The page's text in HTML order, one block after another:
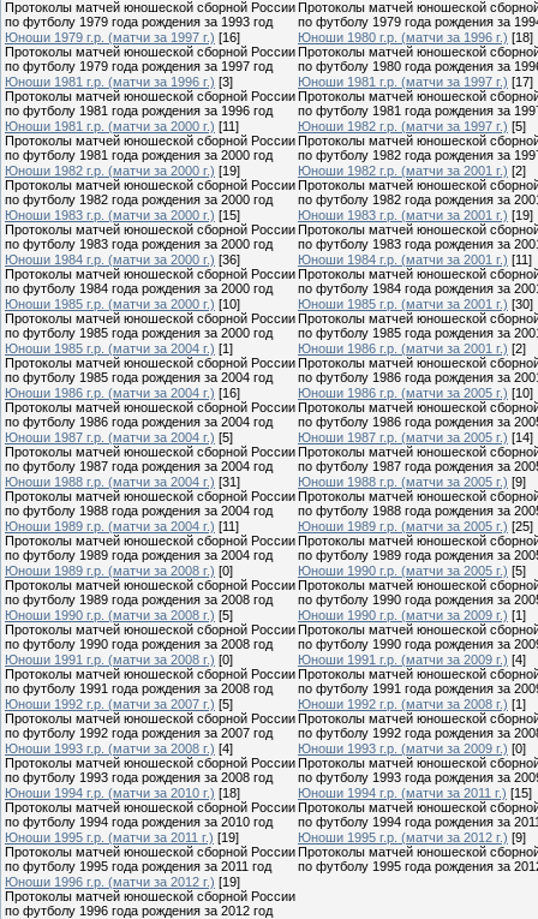
Протоколы матчей юношеской сборной России
по футболу 1979 года рождения за 1993 год
Протоколы матчей юношеской
по футболу 1979 года рождения за
Юноши 1979 г.р. (матчи за 1997 г.) [16]
Протоколы матчей юношеской сборной России
по футболу 1979 года рождения за 1997 год
Юноши 1980 г.р. (матчи за 1996 г.) [18]
Протоколы матчей юношеской
по футболу 1980 года рождения за
Юноши 1981 г.р. (матчи за 1996 г.) [3]
Протоколы матчей юношеской сборной России
по футболу 1981 года рождения за 1996 год
Юноши 1981 г.р. (матчи за 1997 г.) [17]
Протоколы матчей юношеской
по футболу 1981 года рождения за
Юноши 1981 г.р. (матчи за 2000 г.) [11]
Протоколы матчей юношеской сборной России
по футболу 1981 года рождения за 2000 год
Юноши 1982 г.р. (матчи за 1997 г.) [5]
Протоколы матчей юношеской
по футболу 1982 года рождения за
Юноши 1982 г.р. (матчи за 2000 г.) [19]
Протоколы матчей юношеской сборной России
по футболу 1982 года рождения за 2000 год
Юноши 1982 г.р. (матчи за 2001 г.) [2]
Протоколы матчей юношеской
по футболу 1982 года рождения за
Юноши 1983 г.р. (матчи за 2000 г.) [15]
Протоколы матчей юношеской сборной России
по футболу 1983 года рождения за 2000 год
Юноши 1983 г.р. (матчи за 2001 г.) [19]
Протоколы матчей юношеской
по футболу 1983 года рождения за
Юноши 1984 г.р. (матчи за 2000 г.) [36]
Протоколы матчей юношеской сборной России
по футболу 1984 года рождения за 2000 год
Юноши 1984 г.р. (матчи за 2001 г.) [11]
Протоколы матчей юношеской
по футболу 1984 года рождения за
Юноши 1985 г.р. (матчи за 2000 г.) [10]
Протоколы матчей юношеской сборной России
по футболу 1985 года рождения за 2000 год
Юноши 1985 г.р. (матчи за 2001 г.) [30]
Протоколы матчей юношеской
по футболу 1985 года рождения за
Юноши 1985 г.р. (матчи за 2004 г.) [1]
Протоколы матчей юношеской сборной России
по футболу 1985 года рождения за 2004 год
Юноши 1986 г.р. (матчи за 2001 г.) [2]
Протоколы матчей юношеской
по футболу 1986 года рождения за
Юноши 1986 г.р. (матчи за 2004 г.) [16]
Протоколы матчей юношеской сборной России
по футболу 1986 года рождения за 2004 год
Юноши 1986 г.р. (матчи за 2005 г.) [10]
Протоколы матчей юношеской
по футболу 1986 года рождения за
Юноши 1987 г.р. (матчи за 2004 г.) [5]
Протоколы матчей юношеской сборной России
по футболу 1987 года рождения за 2004 год
Юноши 1987 г.р. (матчи за 2005 г.) [14]
Протоколы матчей юношеской
по футболу 1987 года рождения за
Юноши 1988 г.р. (матчи за 2004 г.) [31]
Протоколы матчей юношеской сборной России
по футболу 1988 года рождения за 2004 год
Юноши 1988 г.р. (матчи за 2005 г.) [9]
Протоколы матчей юношеской
по футболу 1988 года рождения за
Юноши 1989 г.р. (матчи за 2004 г.) [11]
Протоколы матчей юношеской сборной России
по футболу 1989 года рождения за 2004 год
Юноши 1989 г.р. (матчи за 2005 г.) [25]
Протоколы матчей юношеской
по футболу 1989 года рождения за
Юноши 1989 г.р. (матчи за 2008 г.) [0]
Протоколы матчей юношеской сборной России
по футболу 1989 года рождения за 2008 год
Юноши 1990 г.р. (матчи за 2005 г.) [5]
Протоколы матчей юношеской
по футболу 1990 года рождения за
Юноши 1990 г.р. (матчи за 2008 г.) [5]
Протоколы матчей юношеской сборной России
по футболу 1990 года рождения за 2008 год
Юноши 1990 г.р. (матчи за 2009 г.) [1]
Протоколы матчей юношеской
по футболу 1990 года рождения за
Юноши 1991 г.р. (матчи за 2008 г.) [0]
Протоколы матчей юношеской сборной России
по футболу 1991 года рождения за 2008 год
Юноши 1991 г.р. (матчи за 2009 г.) [4]
Протоколы матчей юношеской
по футболу 1991 года рождения за
Юноши 1992 г.р. (матчи за 2007 г.) [5]
Протоколы матчей юношеской сборной России
по футболу 1992 года рождения за 2007 год
Юноши 1992 г.р. (матчи за 2008 г.) [1]
Протоколы матчей юношеской
по футболу 1992 года рождения за
Юноши 1993 г.р. (матчи за 2008 г.) [4]
Протоколы матчей юношеской сборной России
по футболу 1993 года рождения за 2008 год
Юноши 1993 г.р. (матчи за 2009 г.) [0]
Протоколы матчей юношеской
по футболу 1993 года рождения за
Юноши 1994 г.р. (матчи за 2010 г.) [18]
Протоколы матчей юношеской сборной России
по футболу 1994 года рождения за 2010 год
Юноши 1994 г.р. (матчи за 2011 г.) [15]
Протоколы матчей юношеской
по футболу 1994 года рождения за
Юноши 1995 г.р. (матчи за 2011 г.) [19]
Протоколы матчей юношеской сборной России
по футболу 1995 года рождения за 2011 год
Юноши 1995 г.р. (матчи за 2012 г.) [9]
Протоколы матчей юношеской
по футболу 1995 года рождения за
Юноши 1996 г.р. (матчи за 2012 г.) [19]
Протоколы матчей юношеской сборной России
по футболу 1996 года рождения за 2012 год